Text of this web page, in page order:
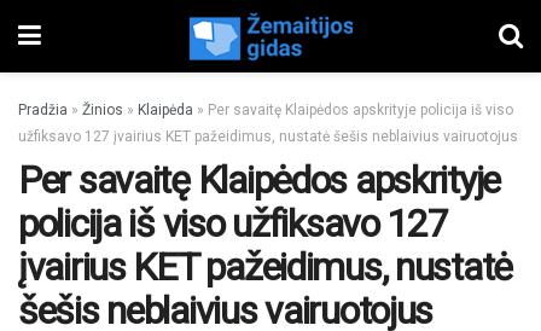
Pradžia » Žinios » Klaipėda » Per savaitę Klaipėdos apskrityje policija iš viso
užfiksavo 127 įvairius KET pažeidimus, nustatė šešis neblaivius vairuotojus
Per savaitę Klaipėdos apskrityje
policija iš viso užfiksavo 127
įvairius KET pažeidimus, nustatė
šešis neblaivius vairuotojus